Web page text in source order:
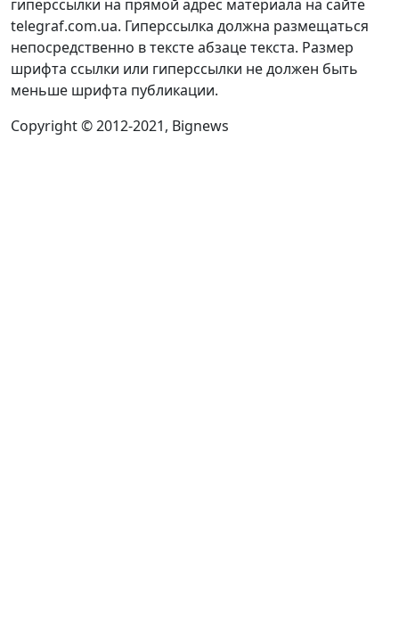
гиперссылки на прямой адрес материала на сайте
telegraf.com.ua. Гиперссылка должна размещаться
непосредственно в тексте абзаце текста. Размер
шрифта ссылки или гиперссылки не должен быть
меньше шрифта публикации.
Copyright © 2012-2021, Bignews